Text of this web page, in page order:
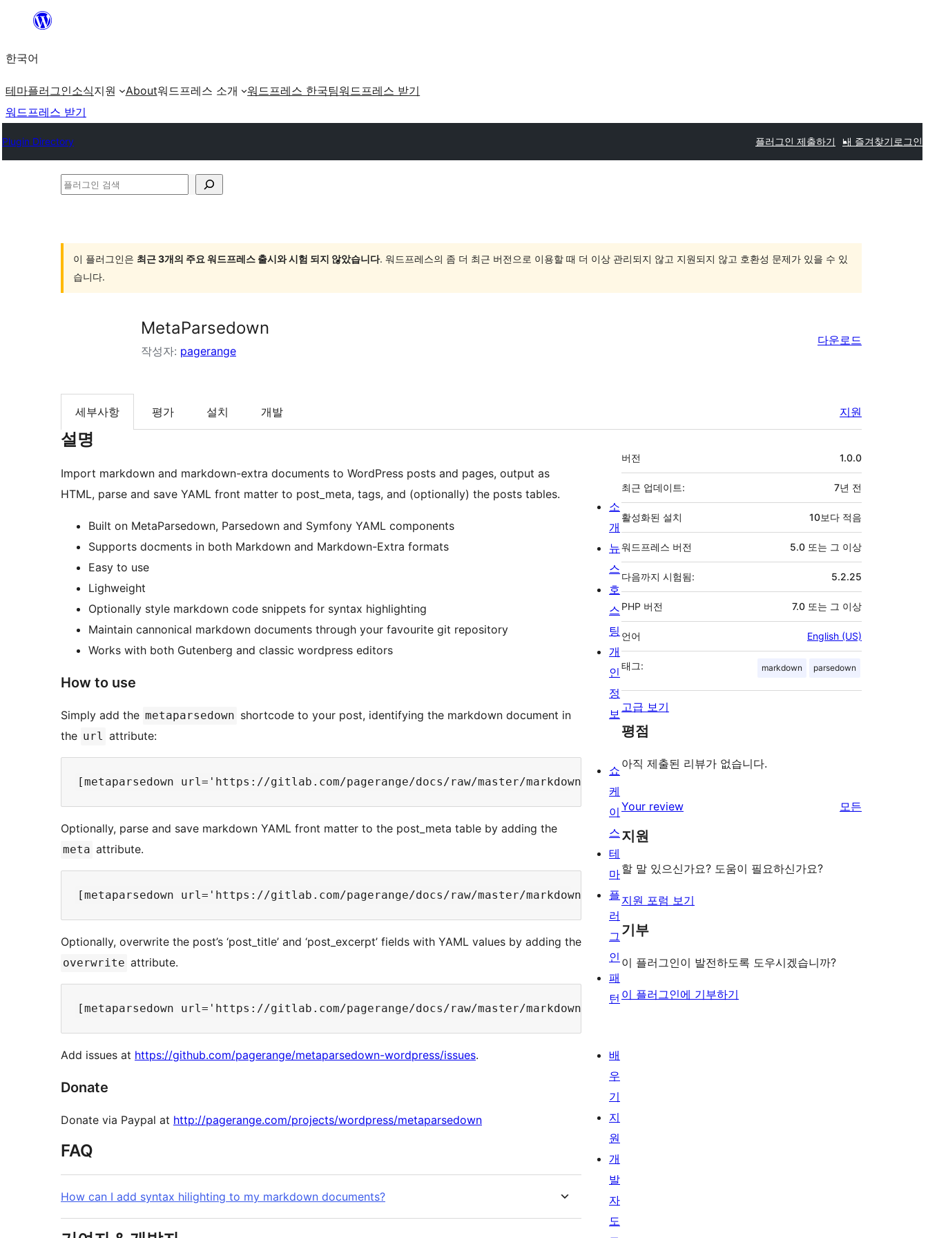
츠
로
로
가
한국어
테마플러그인소식지원 About워드프레스 소개 워드프레스 한국팀워드프레스 받기
워드프레스 받기
Plugin Directory 플러그인 제출하기 내 즐겨찾기 로그인
플
인
이 플러그인은 최근 3개의 주요 워드프레스 출시와 시험 되지 않았습니다. 워드프레스의 좀 더 최근 버전으로 이용할 때 더 이상 관리되지 않고 지원되지 않고 호환성 문제가 있을 수 있
습니다.
MetaParsedown
작성자: pagerange
다운로드
세부사항 평가 설치 개발 지원
설명
Import markdown and markdown-extra documents to WordPress posts and pages, output as
HTML, parse and save YAML front matter to post_meta, tags, and (optionally) the posts tables.
Built on MetaParsedown, Parsedown and Symfony YAML components
Supports docments in both Markdown and Markdown-Extra formats
Easy to use
Lighweight
Optionally style markdown code snippets for syntax highlighting
Maintain cannonical markdown documents through your favourite git repository
Works with both Gutenberg and classic wordpress editors
How to use
Simply add the metaparsedown shortcode to your post, identifying the markdown document in
the url attribute:
Optionally, parse and save markdown YAML front matter to the post_meta table by adding the
meta attribute.
Optionally, overwrite the post’s ‘post_title’ and ‘post_excerpt’ fields with YAML values by adding the
overwrite attribute.
Add issues at https://github.com/pagerange/metaparsedown-wordpress/issues.
Donate
Donate via Paypal at http://pagerange.com/projects/wordpress/metaparsedown
FAQ
How can I add syntax hilighting to my markdown documents?
기
초
버전 1.0.0
최근 업데이트: 7년 전
활성화된 설치 10보다 적음
워드프레스 버전 5.0 또는 그 이상
다음까지 시험됨: 5.2.25
PHP 버전 7.0 또는 그 이상
언어 English (US)
태그: markdown parsedown
고급 보기
평점
아직 제출된 리뷰가 없습니다.
Your review 모든
지원
할 말 있으신가요? 도움이 필요하신가요?
지원 포럼 보기
기부
이 플러그인이 발전하도록 도우시겠습니까?
이 플러그인에 기부하기
소
개
뉴
스
호
스
팅
개
인
정
보
쇼
케
이
스
테
마
플
러
그
인
패
턴
배
우
기
지
원
개
발
자
도